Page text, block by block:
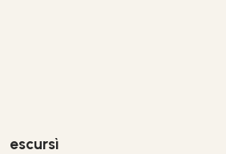
escursì